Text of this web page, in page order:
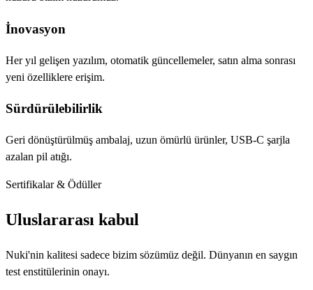
İnovasyon
Her yıl gelişen yazılım, otomatik güncellemeler, satın alma sonrası
yeni özelliklere erişim.
Sürdürülebilirlik
Geri dönüştürülmüş ambalaj, uzun ömürlü ürünler, USB-C şarjla
azalan pil atığı.
Sertifikalar & Ödüller
Uluslararası kabul
Nuki'nin kalitesi sadece bizim sözümüz değil. Dünyanın en saygın
test enstitülerinin onayı.